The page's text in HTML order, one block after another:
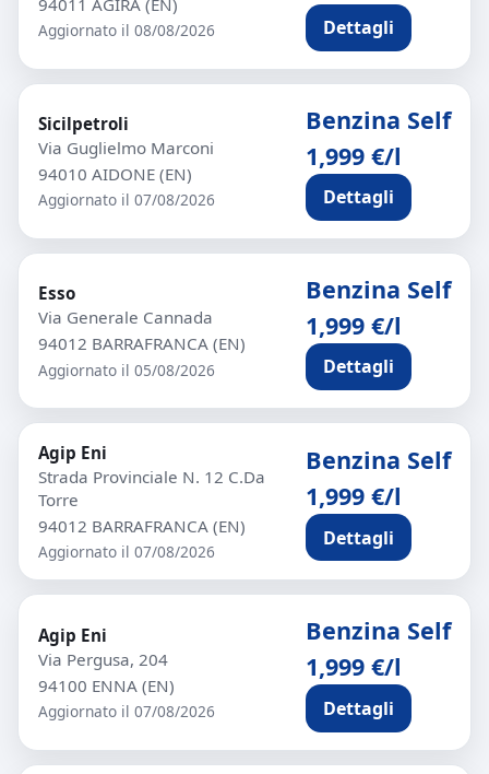
94011 AGIRA (EN)
Aggiornato il 08/08/2026 Dettagli
Sicilpetroli
Via Guglielmo Marconi
94010 AIDONE (EN)
Aggiornato il 07/08/2026
Benzina Self
1,999 €/l
Dettagli
Esso
Via Generale Cannada
94012 BARRAFRANCA (EN)
Aggiornato il 05/08/2026
Benzina Self
1,999 €/l
Dettagli
Agip Eni
Strada Provinciale N. 12 C.Da
Torre
94012 BARRAFRANCA (EN)
Aggiornato il 07/08/2026
Benzina Self
1,999 €/l
Dettagli
Agip Eni
Via Pergusa, 204
94100 ENNA (EN)
Aggiornato il 07/08/2026
Benzina Self
1,999 €/l
Dettagli